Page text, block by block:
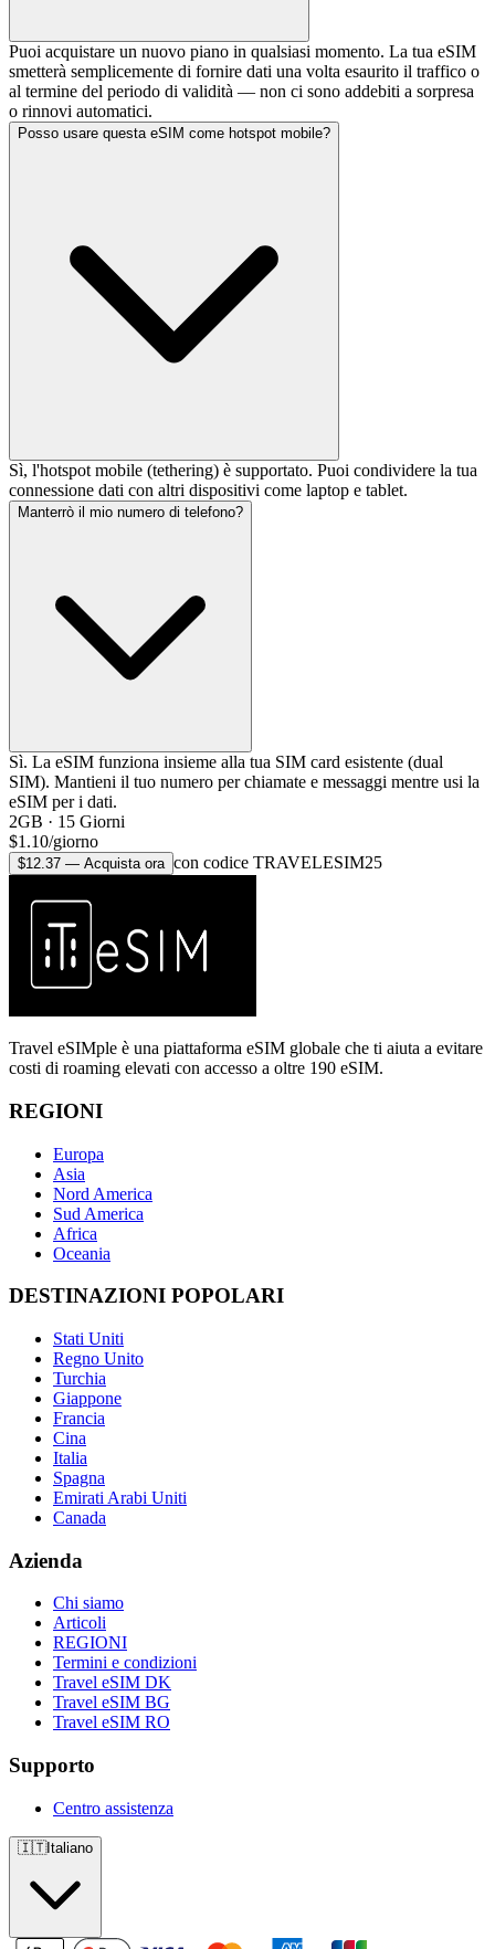
Puoi acquistare un nuovo piano in qualsiasi momento. La tua eSIM
smetterà semplicemente di fornire dati una volta esaurito il traffico o
al termine del periodo di validità — non ci sono addebiti a sorpresa
o rinnovi automatici.
Posso usare questa eSIM come hotspot mobile?
Sì, l'hotspot mobile (tethering) è supportato. Puoi condividere la tua
connessione dati con altri dispositivi come laptop e tablet.
Manterrò il mio numero di telefono?
Sì. La eSIM funziona insieme alla tua SIM card esistente (dual
SIM). Mantieni il tuo numero per chiamate e messaggi mentre usi la
eSIM per i dati.
2GB · 15 Giorni
$1.10/giorno
$12.37 — Acquista ora con codice TRAVELESIM25
Travel eSIMple è una piattaforma eSIM globale che ti aiuta a evitare
costi di roaming elevati con accesso a oltre 190 eSIM.
REGIONI
Europa
Asia
Nord America
Sud America
Africa
Oceania
DESTINAZIONI POPOLARI
Stati Uniti
Regno Unito
Turchia
Giappone
Francia
Cina
Italia
Spagna
Emirati Arabi Uniti
Canada
Azienda
Chi siamo
Articoli
REGIONI
Termini e condizioni
Travel eSIM DK
Travel eSIM BG
Travel eSIM RO
Supporto
Centro assistenza
🇮🇹Italiano